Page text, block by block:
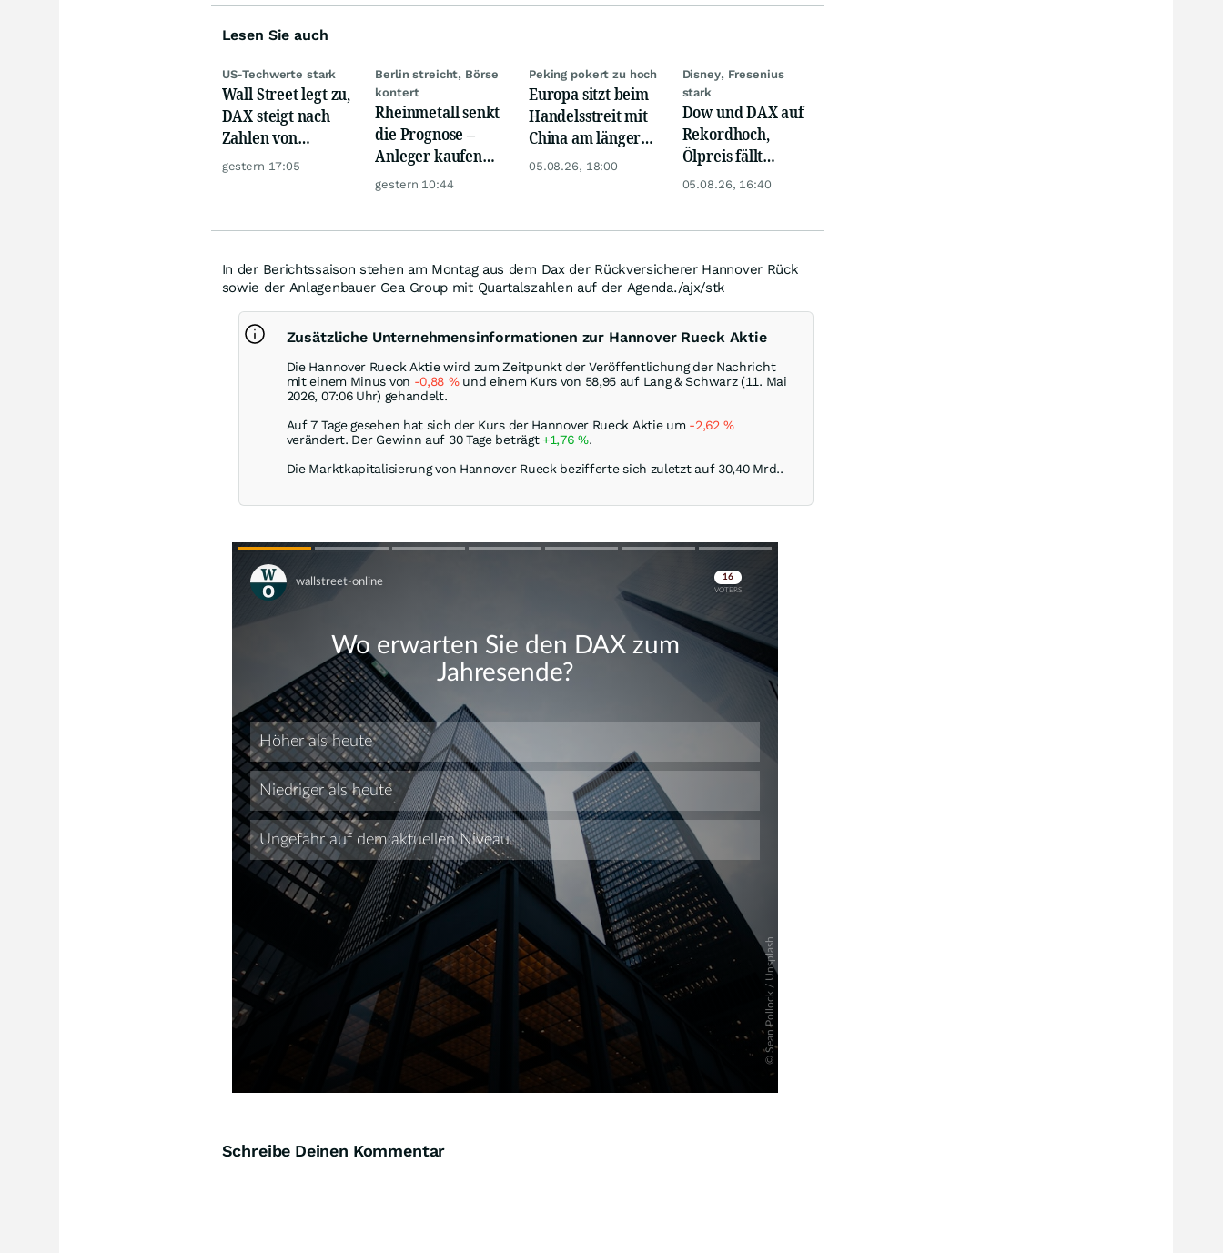
Lesen Sie auch
US-Techwerte stark
Wall Street legt zu,
DAX steigt nach
Zahlen von
Telekom, Henkel
gestern 17:05
Berlin streicht, Börse
kontert
Rheinmetall senkt
die Prognose –
Anleger kaufen
den Schock weg
gestern 10:44
Peking pokert zu hoch
Europa sitzt beim
Handelsstreit mit
China am längeren
Hebel
05.08.26, 18:00
Disney, Fresenius
stark
Dow und DAX auf
Rekordhoch,
Ölpreis fällt
weiter, Gold legt
05.08.26, 16:40
In der Berichtssaison stehen am Montag aus dem Dax der Rückversicherer Hannover Rück
sowie der Anlagenbauer Gea Group mit Quartalszahlen auf der Agenda./ajx/stk
Zusätzliche Unternehmensinformationen zur Hannover Rueck Aktie
Die Hannover Rueck Aktie wird zum Zeitpunkt der Veröffentlichung der Nachricht
mit einem Minus von -0,88 %und einem Kurs von 58,95 auf Lang & Schwarz (11. Mai
2026, 07:06 Uhr) gehandelt.
Auf 7 Tage gesehen hat sich der Kurs der Hannover Rueck Aktie um -2,62%
verändert. Der Gewinn auf 30 Tage beträgt+1,76%.
Die Marktkapitalisierung von Hannover Rueck bezifferte sich zuletzt auf 30,40 Mrd..
Skip
Skip
Schreibe Deinen Kommentar